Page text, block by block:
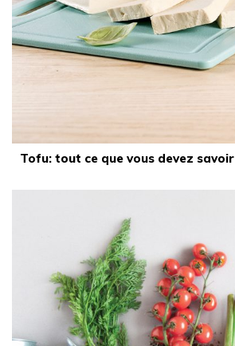
Tofu: tout ce que vous devez savoir